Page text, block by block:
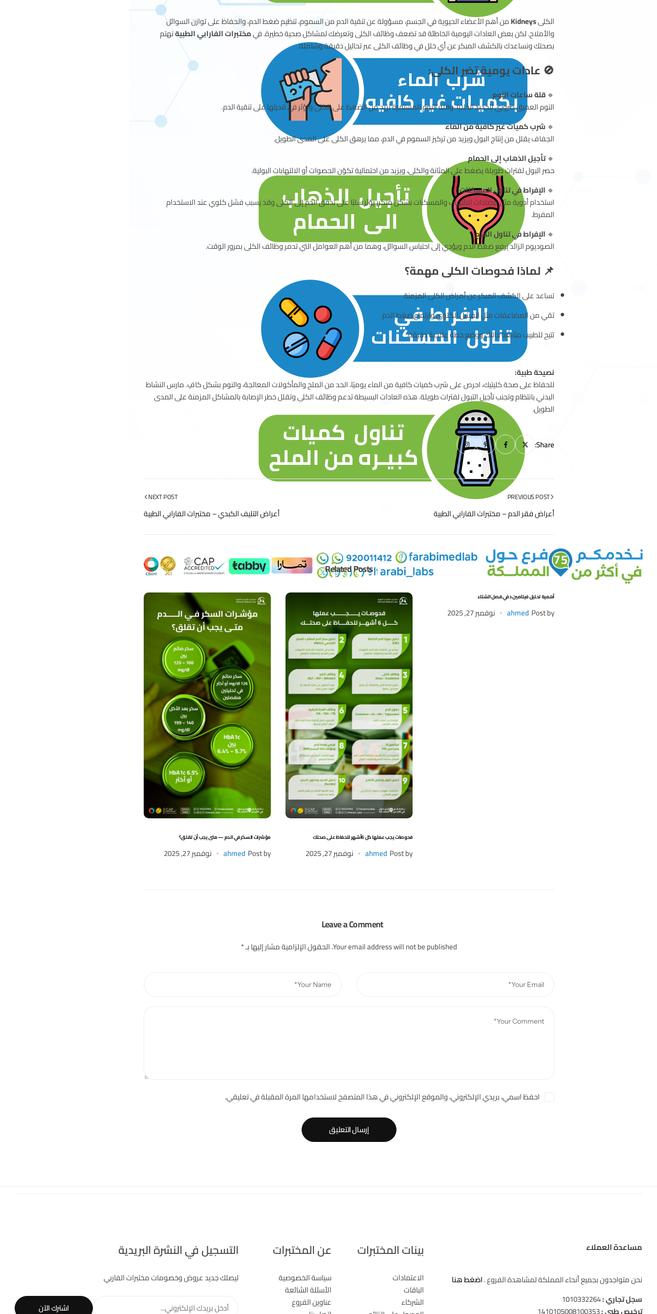
الكلىKidneysمن أهم الأعضاء الحيوية في الجسم، مسؤولة عن تنقية الدم من السموم، تنظيم ضغط الدم، والحفاظ على توازن السوائل
والأملاح. لكن بعض العادات اليومية الخاطئة قد تضعف وظائف الكلى وتعرضك لمشاكل صحية خطيرة. فيمختبرات الفارابي الطبيةنهتم
بصحتك ونساعدك بالكشف المبكر عن أي خلل في وظائف الكلى عبر تحاليل دقيقة وشاملة.
🚫 عادات يومية تضر الكلى:
🔹قلة ساعات النوم
النوم العميق ضروري لتجديد الخلايا، وقلة النوم المستمرة تزيد من الضغط على الكلى وتؤثر في قدرتها على تنقية الدم.
🔹 شرب كميات غير كافية من الماء
الجفاف يقلل من إنتاج البول ويزيد من تركيز السموم في الدم، مما يرهق الكلى على المدى الطويل.
🔹تأجيل الذهاب إلى الحمام
حصر البول لفترات طويلة يضغط على المثانة والكلى، ويزيد من احتمالية تكوّن الحصوات أو الالتهابات البولية.
🔹 الإفراط في تناول المسكنات
استخدام أدوية مثل مضادات الالتهاب والمسكنات بشكل متكرر يؤثر سلبًا على تدفق الدم إلى الكلى وقد يسبب فشل كلوي عند الاستخدام
المفرط.
🔹 الإفراط في تناول الملح
الصوديوم الزائد يرفع ضغط الدم ويؤدي إلى احتباس السوائل، وهما من أهم العوامل التي تدمر وظائف الكلى بمرور الوقت.
📌 لماذا فحوصات الكلى مهمة؟
تساعد على الكشف المبكر عن أمراض الكلى المزمنة.
تقي من المضاعفات مثل الفشل الكلوي وارتفاع ضغط الدم.
تتيح للطبيب متابعة حالتك ووضع خطة علاجية دقيقة.
نصيحة طبية:
للحفاظ على صحة كليتيك، احرص على شرب كميات كافية من الماء يوميًا، الحد من الملح والمأكولات المعالجة، والنوم بشكل كافٍ. مارس النشاط
البدني بانتظام وتجنب تأجيل التبول لفترات طويلة. هذه العادات البسيطة تدعم وظائف الكلى وتقلل خطر الإصابة بالمشاكل المزمنة على المدى
الطويل.
Share:
PREVIOUS POST
أعراض فقر الدم – مختبرات الفارابي الطبية
NEXT POST
أعراض التليف الكبدي – مختبرات الفارابي الطبية
Related Posts
أهمية تحليل فيتامين د في فصل الشتاء
Post by
ahmed نوفمبر 27, 2025
فحوصات يجب عملها كل 6أشهر للحفاظ على صحتك
Post by
ahmed نوفمبر 27, 2025
مؤشرات السكر في الدم — متى يجب أن تقلق؟
Post by
ahmed نوفمبر 27, 2025
Leave a Comment
Your email address will not be published. الحقول الإلزامية مشار إليها بـ*
احفظ اسمي، بريدي الإلكتروني، والموقع الإلكتروني في هذا المتصفح لاستخدامها المرة المقبلة في تعليقي.
إرسال التعليق
مساعدة العملاء
نحن متواجدون بجميع أنحاء المملكة لمشاهدة الفروع .اضغط هنا
سجل تجاري :1010332264
بينات المختبرات
الاعتمادات
الباقات
الشركاء
عن المختبرات
سياسة الخصوصية
الأسئلة الشائعة
عناوين الفروع
التسجيل في النشرة البريدية
ليصلك جديد عروض وخصومات مختبرات الفاربي
أدخل بريدك الإلكتروني...